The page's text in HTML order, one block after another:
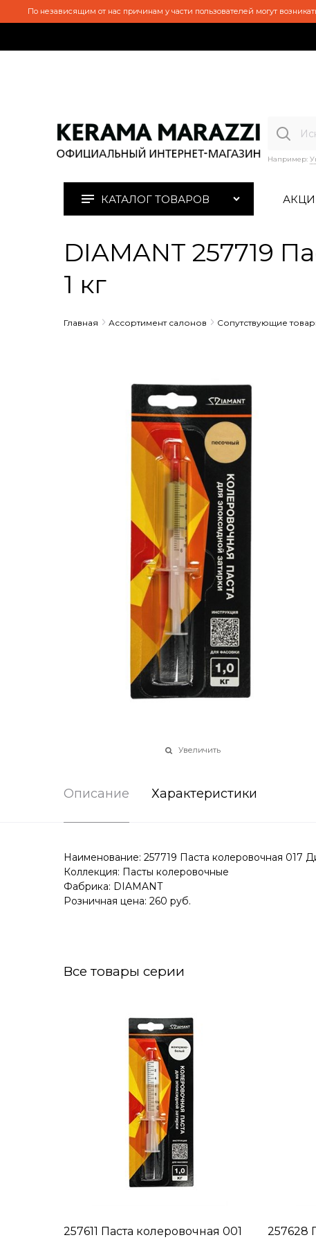
По независящим от нас причинам у части пользователей могут
Например:
КАТАЛОГ ТОВАРОВ
DIAMANT 257719
1 кг
Главная Ассортимент салонов Сопутствующие
Увеличить
Описание Характеристики
Наименование: 257719 Паста колеровочная 017
Коллекция: Пасты колеровочные
Фабрика: DIAMANT
Розничная цена: 260 руб.
Все товары серии
257611 Паста колеровочная 001
257628